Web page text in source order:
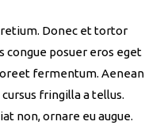
Donec et tortor
congue posuer eros eget
fermentum. Aenean
fringilla a tellus.
non, ornare eu augue.